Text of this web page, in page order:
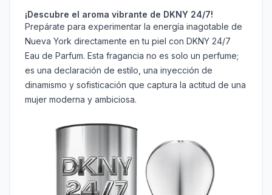
¡Descubre el aroma vibrante de DKNY 24/7!
Prepárate para experimentar la energía inagotable de
Nueva York directamente en tu piel con DKNY 24/7
Eau de Parfum. Esta fragancia no es solo un perfume;
es una declaración de estilo, una inyección de
dinamismo y sofisticación que captura la actitud de una
mujer moderna y ambiciosa.